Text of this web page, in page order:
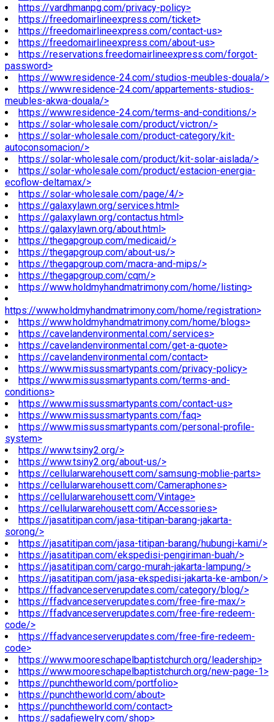
https://vardhmanpg.com/privacy-policy>
https://freedomairlineexpress.com/ticket>
https://freedomairlineexpress.com/contact-us>
https://freedomairlineexpress.com/about-us>
https://reservations.freedomairlineexpress.com/forgot-
password>
https://www.residence-24.com/studios-meubles-douala/>
https://www.residence-24.com/appartements-studios-
meubles-akwa-douala/>
https://www.residence-24.com/terms-and-conditions/>
https://solar-wholesale.com/product/victron/>
https://solar-wholesale.com/product-category/kit-
autoconsomacion/>
https://solar-wholesale.com/product/kit-solar-aislada/>
https://solar-wholesale.com/product/estacion-energia-
ecoflow-deltamax/>
https://solar-wholesale.com/page/4/>
https://galaxylawn.org/services.html>
https://galaxylawn.org/contactus.html>
https://galaxylawn.org/about.html>
https://thegapgroup.com/medicaid/>
https://thegapgroup.com/about-us/>
https://thegapgroup.com/macra-and-mips/>
https://thegapgroup.com/cqm/>
https://www.holdmyhandmatrimony.com/home/listing>
https://www.holdmyhandmatrimony.com/home/registration>
https://www.holdmyhandmatrimony.com/home/blogs>
https://cavelandenvironmental.com/services>
https://cavelandenvironmental.com/get-a-quote>
https://cavelandenvironmental.com/contact>
https://www.missussmartypants.com/privacy-policy>
https://www.missussmartypants.com/terms-and-
conditions>
https://www.missussmartypants.com/contact-us>
https://www.missussmartypants.com/faq>
https://www.missussmartypants.com/personal-profile-
system>
https://www.tsiny2.org/>
https://www.tsiny2.org/about-us/>
https://cellularwarehousett.com/samsung-moblie-parts>
https://cellularwarehousett.com/Cameraphones>
https://cellularwarehousett.com/Vintage>
https://cellularwarehousett.com/Accessories>
https://jasatitipan.com/jasa-titipan-barang-jakarta-
sorong/>
https://jasatitipan.com/jasa-titipan-barang/hubungi-kami/>
https://jasatitipan.com/ekspedisi-pengiriman-buah/>
https://jasatitipan.com/cargo-murah-jakarta-lampung/>
https://jasatitipan.com/jasa-ekspedisi-jakarta-ke-ambon/>
https://ffadvanceserverupdates.com/category/blog/>
https://ffadvanceserverupdates.com/free-fire-max/>
https://ffadvanceserverupdates.com/free-fire-redeem-
code/>
https://ffadvanceserverupdates.com/free-fire-redeem-
code>
https://www.mooreschapelbaptistchurch.org/leadership>
https://www.mooreschapelbaptistchurch.org/new-page-1>
https://punchtheworld.com/portfolio>
https://punchtheworld.com/about>
https://punchtheworld.com/contact>
https://sadafjewelry.com/shop>